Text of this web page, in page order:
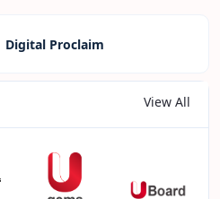
Digital Proclaim
View All